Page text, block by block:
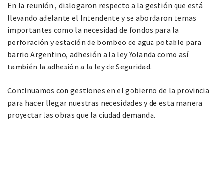
En la reunión , dialogaron respecto a la gestión que está
llevando adelante el Intendente y se abordaron temas
importantes como la necesidad de fondos para la
perforación y estación de bombeo de agua potable para
barrio Argentino, adhesión a la ley Yolanda como así
también la adhesión a la ley de Seguridad.
Continuamos con gestiones en el gobierno de la provincia
para hacer llegar nuestras necesidades y de esta manera
proyectar las obras que la ciudad demanda.